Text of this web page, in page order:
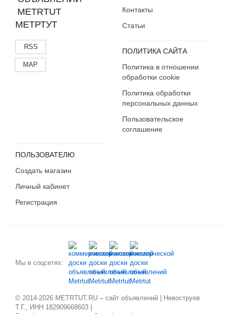
МЕТРТУТ
RSS
MAP
Контакты
Статьи
ПОЛИТИКА САЙТА
Политика в отношении
обработки cookie
Политика обработки
персональных данных
Пользовательское
соглашение
ПОЛЬЗОВАТЕЛЮ
Создать магазин
Личный кабинет
Регистрация
Мы в соцсетях:
© 2014-2026 METRTUT.RU – сайт объявлений | Невоструев
Т.Г., ИНН 182909668603 |